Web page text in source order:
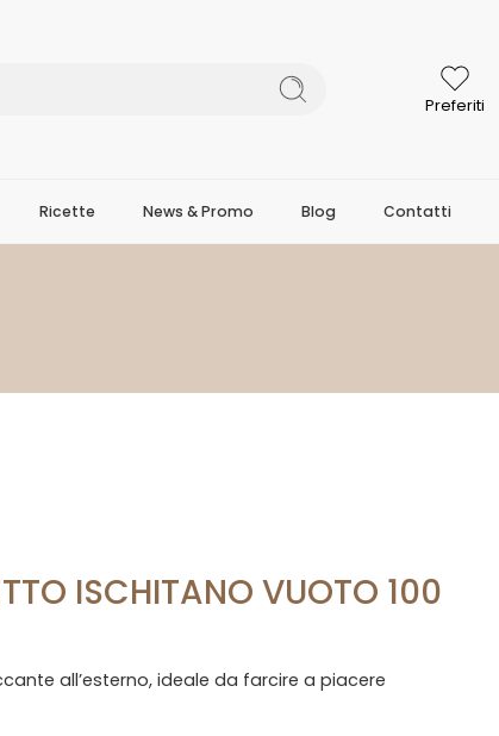
Preferiti
Ricette News & Promo Blog Contatti
ISCHITANO VUOTO 100
all’esterno, ideale da farcire a piacere